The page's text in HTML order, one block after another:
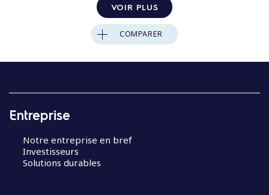
VOIR PLUS
COMPARER
Entreprise
Notre entreprise en bref
Investisseurs
Solutions durables